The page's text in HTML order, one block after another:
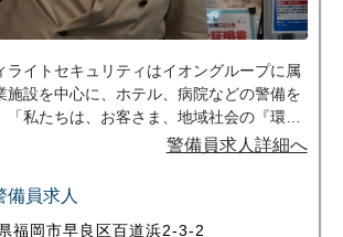
後は転職活動のお手伝いをさせてい
ドバイザーよりお電話させていただ
。
備員求人
福岡市早良区百道浜2-3-2
ライトセキュリティはイオングループに属
施設を中心に、ホテル、病院などの警備を
「私たちは、お客さま、地域社会の『環境
けます」という経営理念を掲げ、環境価値
ます。
警備員求人詳細へ